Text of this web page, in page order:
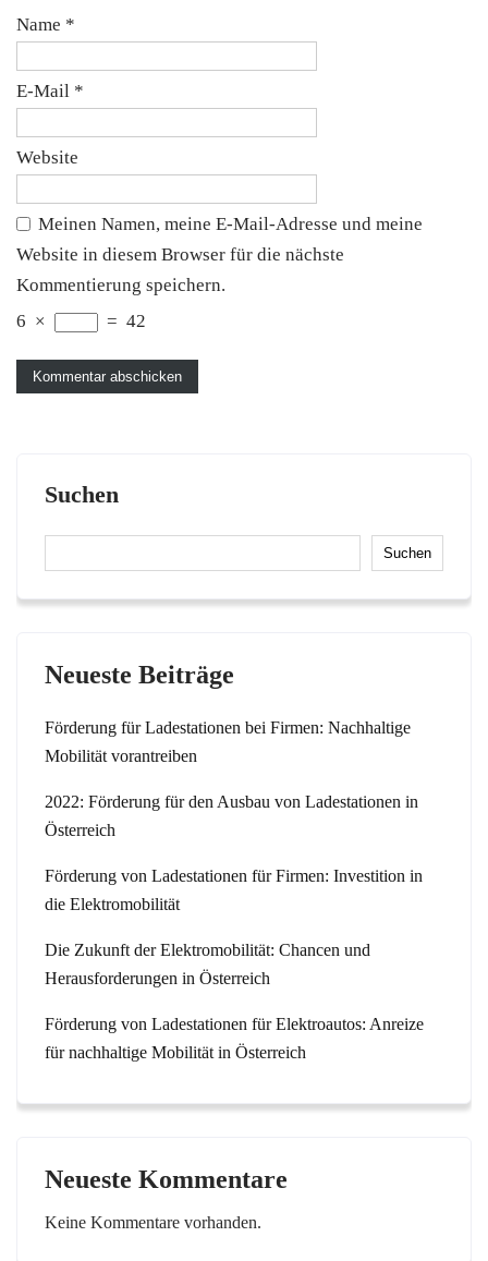
Name *
E-Mail *
Website
Meinen Namen, meine E-Mail-Adresse und meine
Website in diesem Browser für die nächste
Kommentierung speichern.
6 × = 42
Suchen
Suchen
Neueste Beiträge
Förderung für Ladestationen bei Firmen: Nachhaltige
Mobilität vorantreiben
2022: Förderung für den Ausbau von Ladestationen in
Österreich
Förderung von Ladestationen für Firmen: Investition in
die Elektromobilität
Die Zukunft der Elektromobilität: Chancen und
Herausforderungen in Österreich
Förderung von Ladestationen für Elektroautos: Anreize
für nachhaltige Mobilität in Österreich
Neueste Kommentare
Keine Kommentare vorhanden.